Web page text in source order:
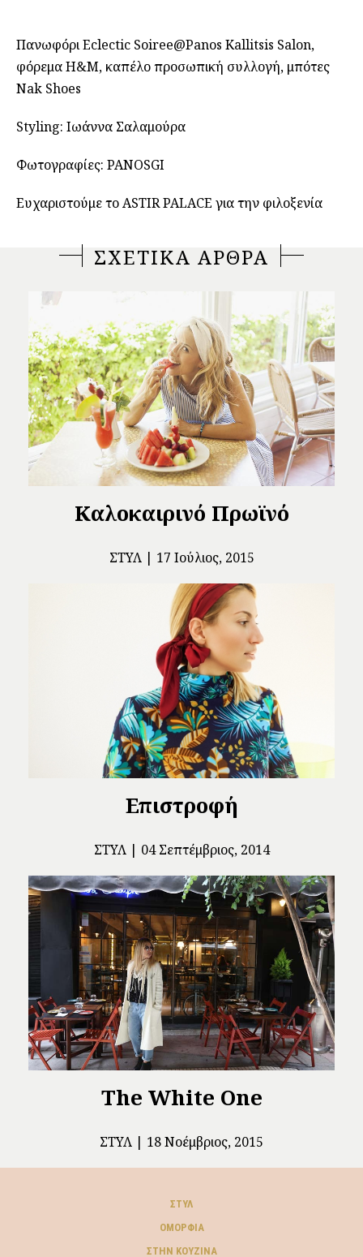
Πανωφόρι Eclectic Soiree@Panos Kallitsis Salon,
φόρεμα H&M, καπέλο προσωπική συλλογή, μπότες
Nak Shoes
Styling: Ιωάννα Σαλαμούρα
Φωτογραφίες: PANOSGI
Ευχαριστούμε το ASTIR PALACE για την φιλοξενία
ΣΧΕΤΙΚΑ ΑΡΘΡΑ
Καλοκαιρινό Πρωϊνό
ΣΤΥΛ 17 Ιούλιος, 2015
Επιστροφή
ΣΤΥΛ 04 Σεπτέμβριος, 2014
The White One
ΣΤΥΛ 18 Νοέμβριος, 2015
ΣΤΥΛ
ΟΜΟΡΦΙΆ
ΣΤΗΝ ΚΟΥΖΊΝΑ